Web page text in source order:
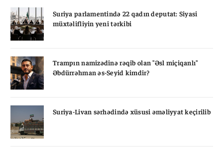
Suriya parlamentində 22 qadın deputat: Siyasi
müxtəlifliyin yeni tərkibi
Trampın namizədinə rəqib olan "Əsl miçiqanlı"
Əbdürrəhman əs-Seyid kimdir?
Suriya-Livan sərhədində xüsusi əməliyyat keçirilib